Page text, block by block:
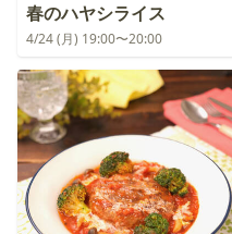
春のハヤシライス
4/24 (月) 19:00〜20:00